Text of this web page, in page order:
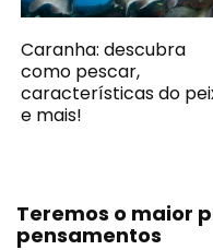
Caranha: descubra
como pescar,
características do
e mais!
Teremos o maior
pensamentos